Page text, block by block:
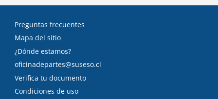
Preguntas frecuentes
Mapa del sitio
¿Dónde estamos?
oficinadepartes@suseso.cl
Verifica tu documento
Condiciones de uso